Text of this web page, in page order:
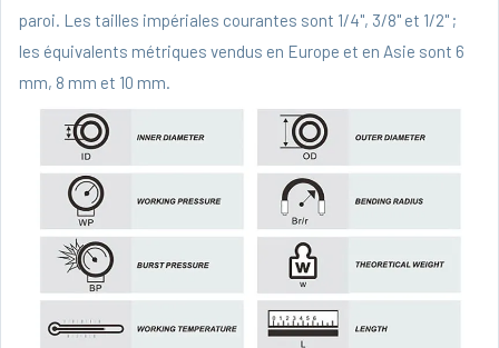
paroi. Les tailles impériales courantes sont 1/4", 3/8" et 1/2" ;
les équivalents métriques vendus en Europe et en Asie sont 6
mm, 8 mm et 10 mm.